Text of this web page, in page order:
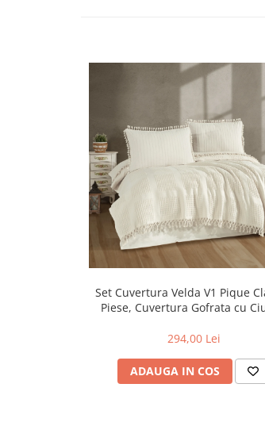
Set Cuvertura Velda V1 Pique
Piese, Cuvertura Gofrata cu
294,00 Lei
ADAUGA IN COS